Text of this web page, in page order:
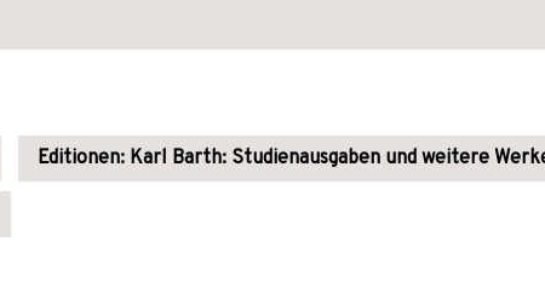
Editionen: Karl Barth: Studienausgaben und weitere